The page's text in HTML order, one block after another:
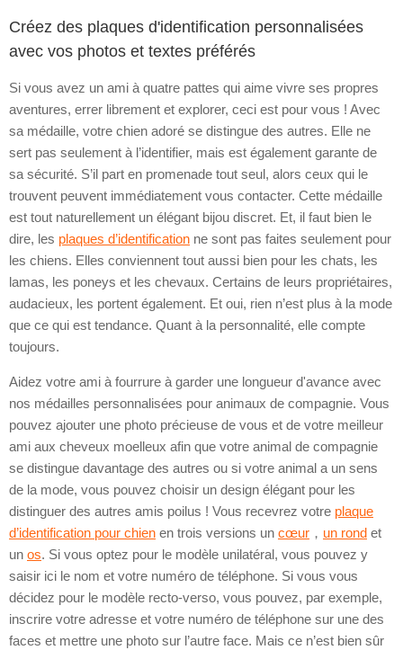
Créez des plaques d'identification personnalisées
avec vos photos et textes préférés
Si vous avez un ami à quatre pattes qui aime vivre ses propres
aventures, errer librement et explorer, ceci est pour vous ! Avec
sa médaille, votre chien adoré se distingue des autres. Elle ne
sert pas seulement à l’identifier, mais est également garante de
sa sécurité. S’il part en promenade tout seul, alors ceux qui le
trouvent peuvent immédiatement vous contacter. Cette médaille
est tout naturellement un élégant bijou discret. Et, il faut bien le
dire, les plaques d’identification ne sont pas faites seulement pour
les chiens. Elles conviennent tout aussi bien pour les chats, les
lamas, les poneys et les chevaux. Certains de leurs propriétaires,
audacieux, les portent également. Et oui, rien n’est plus à la mode
que ce qui est tendance. Quant à la personnalité, elle compte
toujours.
Aidez votre ami à fourrure à garder une longueur d'avance avec
nos médailles personnalisées pour animaux de compagnie. Vous
pouvez ajouter une photo précieuse de vous et de votre meilleur
ami aux cheveux moelleux afin que votre animal de compagnie
se distingue davantage des autres ou si votre animal a un sens
de la mode, vous pouvez choisir un design élégant pour les
distinguer des autres amis poilus ! Vous recevrez votre plaque
d’identification pour chien en trois versions un cœur ， un rond et
un os. Si vous optez pour le modèle unilatéral, vous pouvez y
saisir ici le nom et votre numéro de téléphone. Si vous vous
décidez pour le modèle recto-verso, vous pouvez, par exemple,
inscrire votre adresse et votre numéro de téléphone sur une des
faces et mettre une photo sur l’autre face. Mais ce n’est bien sûr